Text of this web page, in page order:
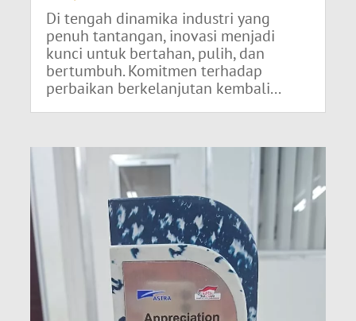
Di tengah dinamika industri yang
penuh tantangan, inovasi menjadi
kunci untuk bertahan, pulih, dan
bertumbuh. Komitmen terhadap
perbaikan berkelanjutan kembali...